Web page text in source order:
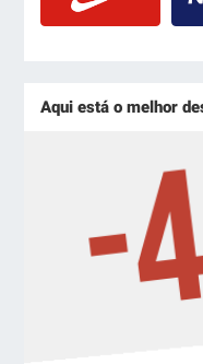
Aqui está o melhor